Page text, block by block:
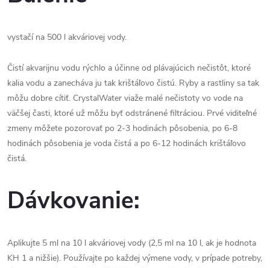
vystačí na 500 l akváriovej vody.
Čistí akvarijnu vodu rýchlo a účinne od plávajúcich nečistôt, ktoré
kalia vodu a zanecháva ju tak krištáľovo čistú. Ryby a rastliny sa tak
môžu dobre cítiť. CrystalWater viaže malé nečistoty vo vode na
väčšej časti, ktoré už môžu byť odstránené filtráciou. Prvé viditeľné
zmeny môžete pozorovať po 2-3 hodinách pôsobenia, po 6-8
hodinách pôsobenia je voda čistá a po 6-12 hodinách krištáľovo
čistá.
Dávkovanie:
Aplikujte 5 ml na 10 l akváriovej vody (2,5 ml na 10 l, ak je hodnota
KH 1 a nižšie). Používajte po každej výmene vody, v prípade potreby,